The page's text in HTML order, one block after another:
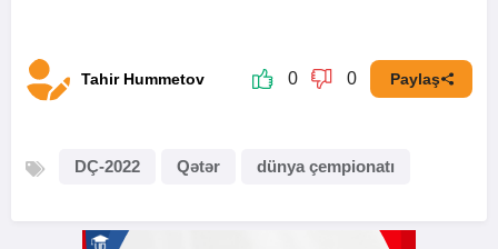
Tahir Hummetov 0 0 Paylaş
DÇ-2022 Qətər dünya çempionatı